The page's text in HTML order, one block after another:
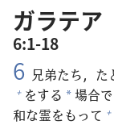
の
書
名
ガラテア
6:1-18
6 兄弟たち，た
+ をする *場合で
和な霊をもって +